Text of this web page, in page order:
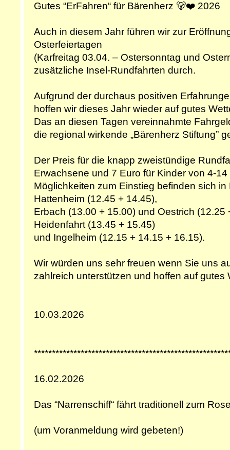
Gutes “ErFahren“ für Bärenherz 🐻❤️ 2026
Auch in diesem Jahr führen wir zur
Osterfeiertagen
(Karfreitag 03.04. – Ostersonntag und
zusätzliche Insel-Rundfahrten durch.
Aufgrund der durchaus positiven
hoffen wir dieses Jahr wieder auf gutes
Das an diesen Tagen vereinnahmte
die regional wirkende „Bärenherz Stiftung”
Der Preis für die knapp zweistündige
Erwachsene und 7 Euro für Kinder von 4-
Möglichkeiten zum Einstieg befinden sich in
Hattenheim (12.45 + 14.45),
Erbach (13.00 + 15.00) und Oestrich (12.25
Heidenfahrt (13.45 + 15.45)
und Ingelheim (12.15 + 14.15 + 16.15).
Wir würden uns sehr freuen wenn Sie uns
zahlreich unterstützen und hoffen auf gutes
10.03.2026
16.02.2026
Das “Narrenschiff“ fährt traditionell zum
(um Voranmeldung wird gebeten!)